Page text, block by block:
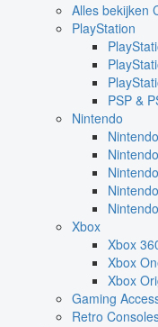
Alles bekijken
PlayStation
PSP &
Nintendo
Xbox
Xbox
Xbox
Xbox
Gaming
Retro